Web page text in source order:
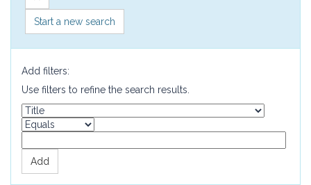
Start a new search
Add filters:
Use filters to refine the search results.